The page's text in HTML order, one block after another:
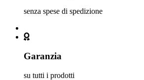
senza spese di spedizione
Garanzia
su tutti i prodotti